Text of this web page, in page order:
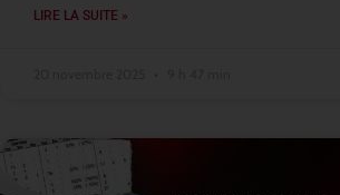
LIRE LA SUITE »